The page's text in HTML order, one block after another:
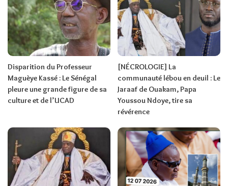
Disparition du Professeur
Maguèye Kassé : Le Sénégal
pleure une grande figure de sa
culture et de l’UCAD
[NÉCROLOGIE] La
communauté lébou en deuil : Le
Jaraaf de Ouakam, Papa
Youssou Ndoye, tire sa
révérence